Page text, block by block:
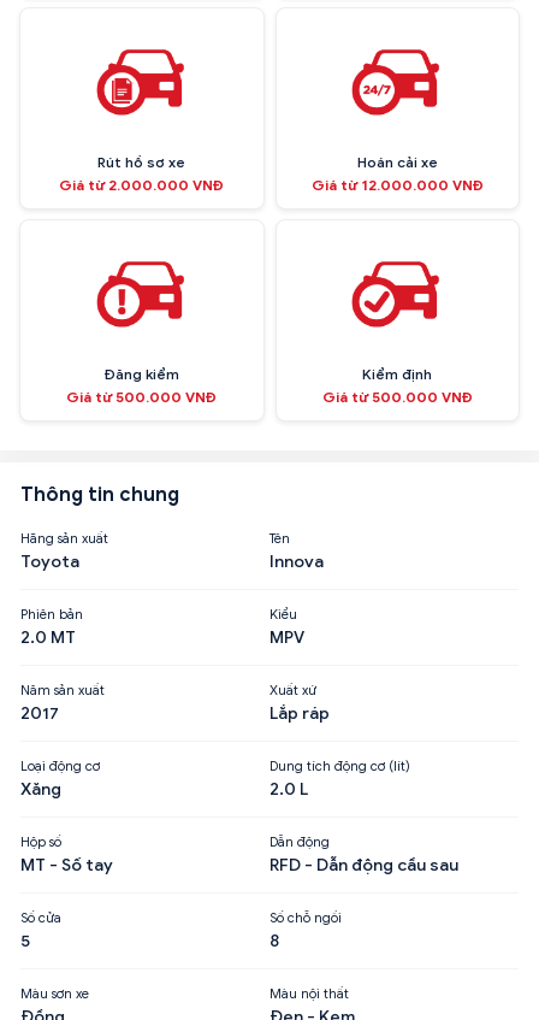
Rút hồ sơ xe
Giá từ 2.000.000 VNĐ
Hoán cải xe
Giá từ 12.000.000 VNĐ
Đăng kiểm
Giá từ 500.000 VNĐ
Kiểm định
Giá từ 500.000 VNĐ
Thông tin chung
Hãng sản xuất
Toyota
Tên
Innova
Phiên bản
2.0 MT
Kiểu
MPV
Năm sản xuất
2017
Xuất xứ
Lắp ráp
Loại động cơ
Xăng
Dung tích động cơ (lít)
2.0 L
Hộp số
MT - Số tay
Dẫn động
RFD - Dẫn động cầu sau
Số cửa
5
Số chỗ ngồi
8
Màu sơn xe Màu nội thất